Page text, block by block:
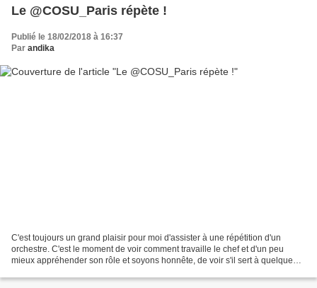
Le @COSU_Paris répète !
Publié le 18/02/2018 à 16:37
Par andika
C'est toujours un grand plaisir pour moi d'assister à une répétition d'un
orchestre. C'est le moment de voir comment travaille le chef et d'un peu
mieux appréhender son rôle et soyons honnête, de voir s'il sert à quelque